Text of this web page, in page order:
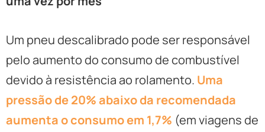
Um pneu descalibrado pode ser responsável
pelo aumento do consumo de combustível
devido à resistência ao rolamento. Uma
pressão de 20% abaixo da recomendada
aumenta o consumo em 1,7% (em viagens de